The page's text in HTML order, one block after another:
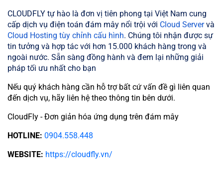
CLOUDFLY tự hào là đơn vị tiên phong tại Việt Nam cung
cấp dịch vụ điện toán đám mây nổi trội với Cloud Servervà
Cloud Hosting tùy chỉnh cấu hình. Chúng tôi nhận được sự
tin tưởng và hợp tác với hơn 15.000 khách hàng trong và
ngoài nước. Sẵn sàng đồng hành và đem lại những giải
pháp tối ưu nhất cho bạn
Nếu quý khách hàng cần hỗ trợ bất cứ vấn đề gì liên quan
đến dịch vụ, hãy liên hệ theo thông tin bên dưới.
CloudFly - Đơn giản hóa ứng dụng trên đám mây
HOTLINE: 0904.558.448
WEBSITE: https://cloudfly.vn/